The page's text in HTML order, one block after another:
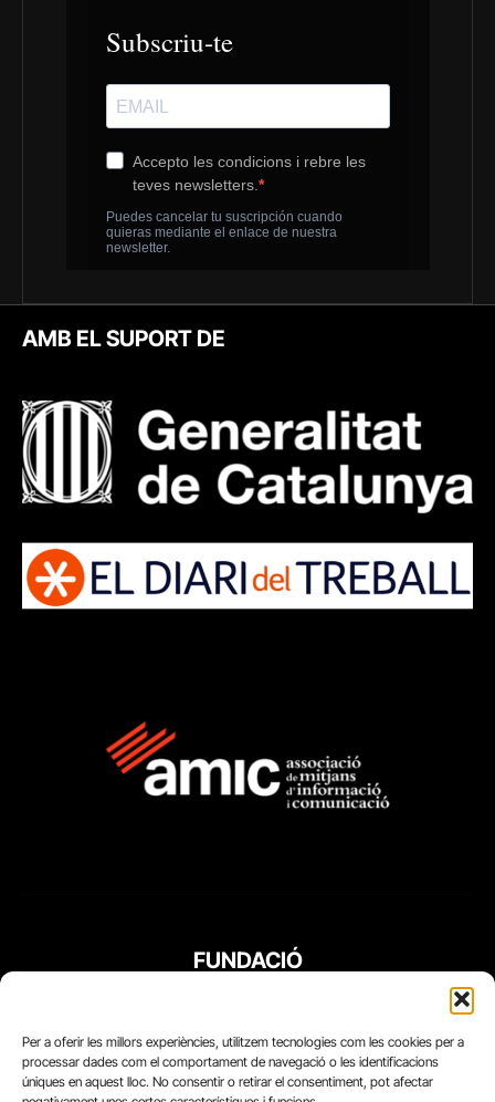
Per a oferir les millors experiències, utilitzem tecnologies com les cookies per a
processar dades com el comportament de navegació o les identificacions
úniques en aquest lloc. No consentir o retirar el consentiment, pot afectar
AMB EL SUPORT DE
FUNDACIÓ